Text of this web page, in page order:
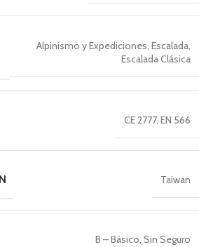
Alpinismo y Expediciones, Escalada,
Escalada Clásica
CE 2777, EN 566
Taiwan
B – Básico, Sin Seguro